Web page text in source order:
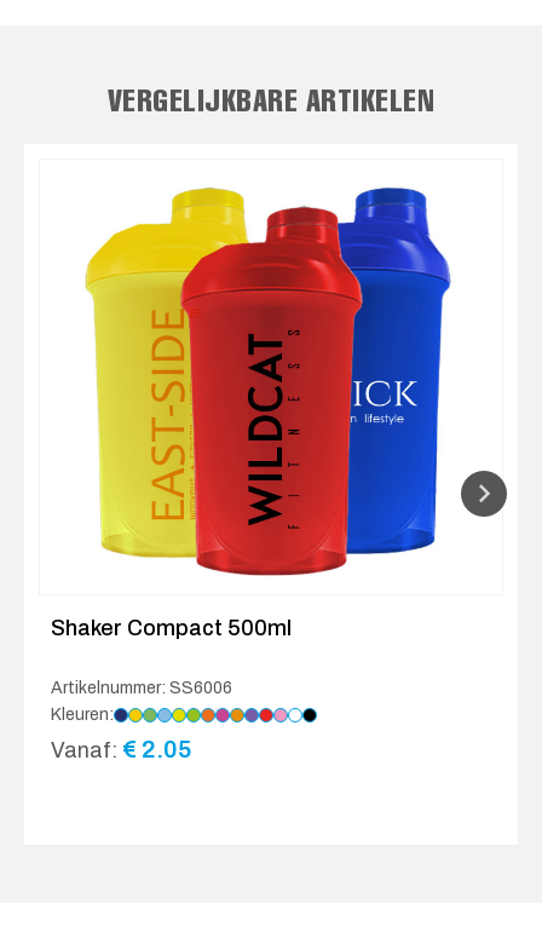
VERGELIJKBARE ARTIKELEN
Shaker Compact 500ml
Artikelnummer: SS6006
Kleuren:
Vanaf: € 2.05